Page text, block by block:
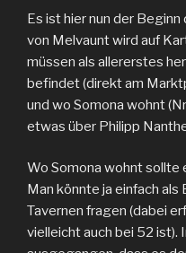
Es ist hier nun der
von Melvaunt wird auf
müssen als allererstes
befindet (direkt am
und wo Somona wohnt
etwas über Philipp
Wo Somona wohnt sollte
Man könnte ja einfach
Tavernen fragen (dabei
vielleicht auch bei 52 ist).